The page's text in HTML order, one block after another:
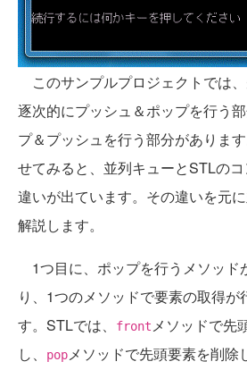
このサンプルプロジェクトでは
逐次的にプッシュ＆ポップを行う
プ＆プッシュを行う部分がありま
せてみると、並列キューとSTLの
違いが出ています。その違いを元
解説します。
1つ目に、ポップを行うメソッド
り、1つのメソッドで要素の取得が
す。STLでは、
frontメソッドで先
し、
popメソッドで先頭要素を削除